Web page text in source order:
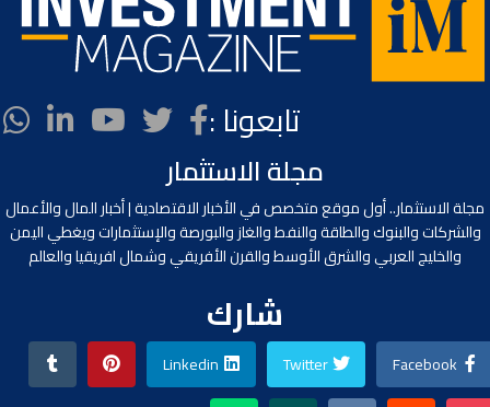
تابعونا :
مجلة الاستثمار
مجلة الاستثمار.. أول موقع متخصص في الأخبار الاقتصادية | أخبار المال والأعمال
والشركات والبنوك والطاقة والنفط والغاز والبورصة والإستثمارات ويغطي اليمن
والخليج العربي والشرق الأوسط والقرن الأفريقي وشمال افريقيا والعالم
شارك
Facebook
Twitter
Linkedin